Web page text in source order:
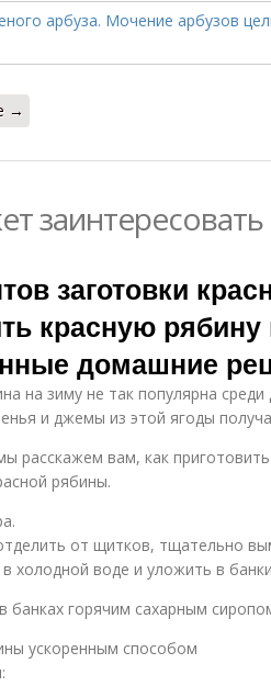
→
заинтересовать
заготовки
красную
домашние
на зиму не так популярна
и джемы из этой ягоды
расскажем вам, как
рябины.
от щитков, тщательно
холодной воде и уложить в
банках горячим сахарным
ускоренным способом